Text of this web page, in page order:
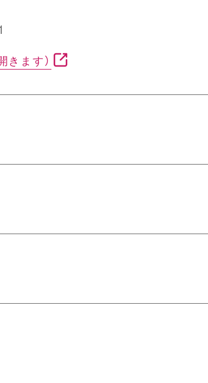
ます）